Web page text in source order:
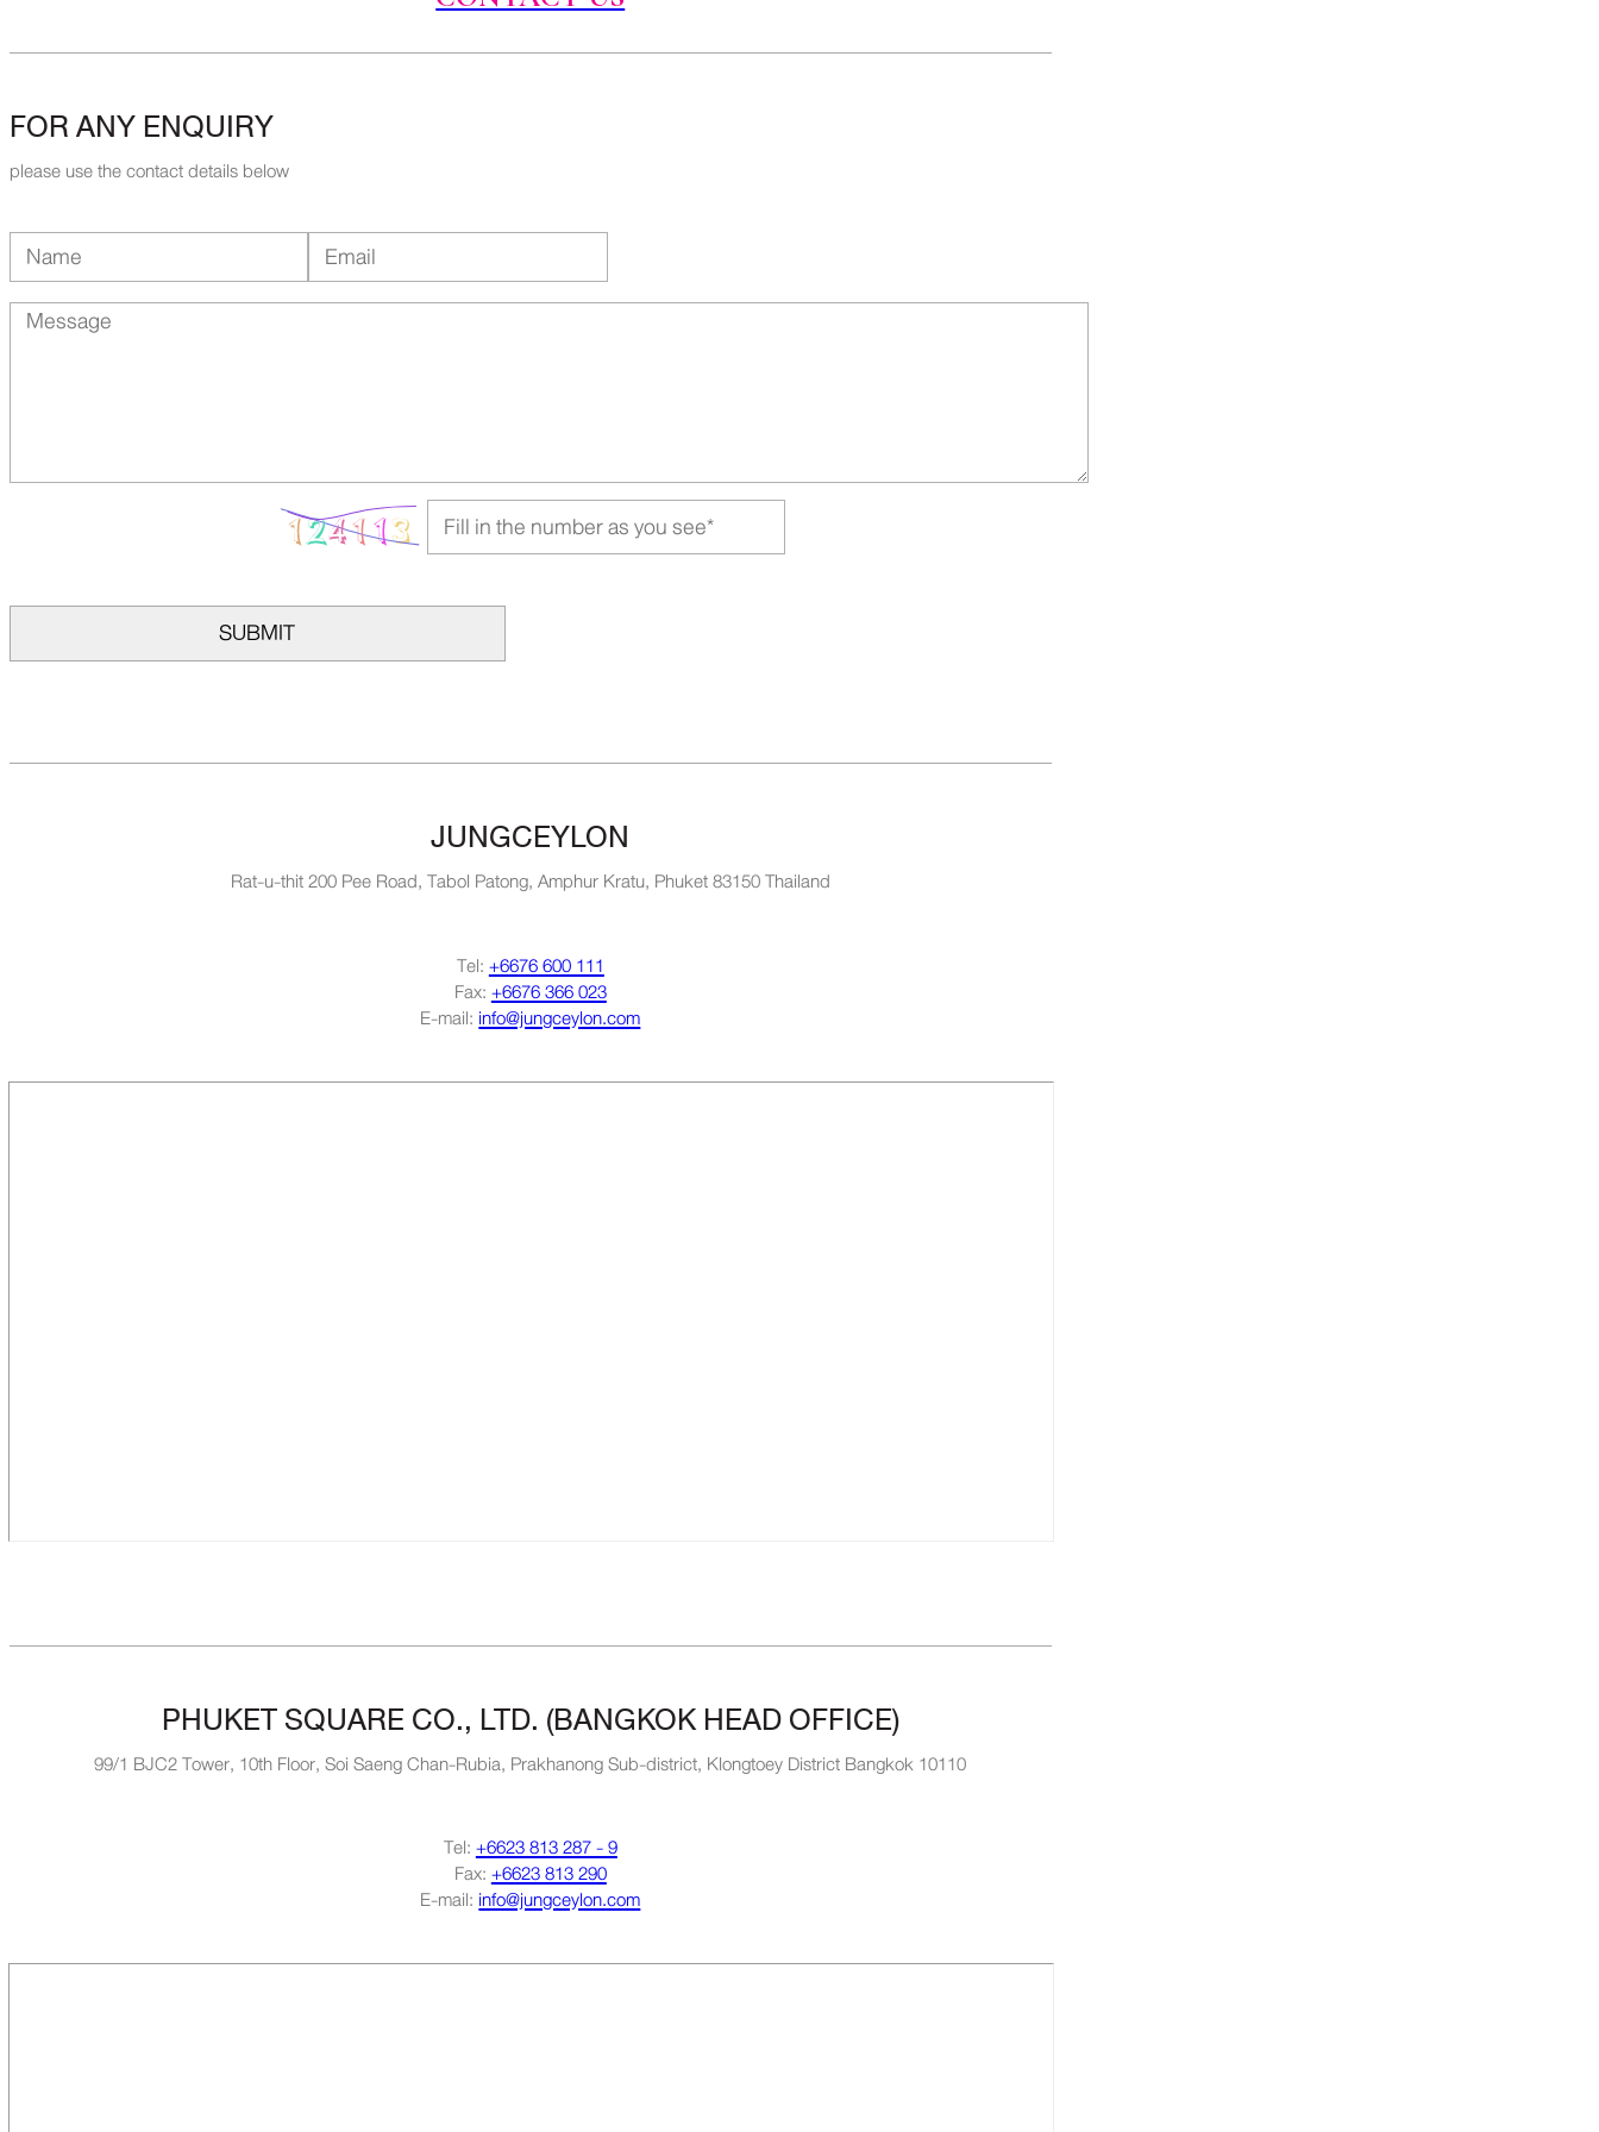
FOR ANY ENQUIRY
please use the contact details below
SUBMIT
JUNGCEYLON
Rat-u-thit 200 Pee Road, Tabol Patong, Amphur Kratu, Phuket 83150 Thailand
Tel:+6676 600 111
Fax:+6676 366 023
E-mail:info@jungceylon.com
PHUKET SQUARE CO., LTD. (BANGKOK HEAD OFFICE)
99/1 BJC2 Tower, 10th Floor, Soi Saeng Chan-Rubia, Prakhanong Sub-district, Klongtoey District Bangkok 10110
Tel:+6623 813 287 - 9
Fax:+6623 813 290
E-mail: info@jungceylon.com